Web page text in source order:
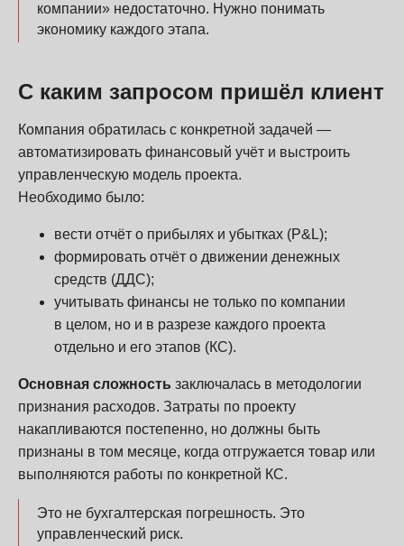
компании» недостаточно. Нужно понимать
экономику каждого этапа.
С каким запросом пришёл клиент
Компания обратилась с конкретной задачей —
автоматизировать финансовый учёт и выстроить
управленческую модель проекта.
Необходимо было:
вести отчёт о прибылях и убытках (P&L);
формировать отчёт о движении денежных
средств (ДДС);
учитывать финансы не только по компании
в целом, но и в разрезе каждого проекта
отдельно и его этапов (КС).
Основная сложность заключалась в методологии
признания расходов. Затраты по проекту
накапливаются постепенно, но должны быть
признаны в том месяце, когда отгружается товар или
выполняются работы по конкретной КС.
Это не бухгалтерская погрешность. Это
управленческий риск.